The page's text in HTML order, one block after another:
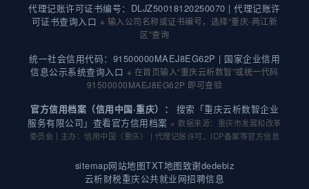
代理记账许可证书编号：DLJZ50018120250070 |代理记账许
可证书查询入口 ※ 输入公司名称或证书编号，选择“重庆-两江新
区”查询
统一社会信用代码：91500000MAEJ8EG62P | 国家企业信用
信息公示系统查询入口 ※ 在首页输入“重庆云析数智”或统一代码
91500000MAEJ8EG62P 即可查验
官方信用档案（信用中国·重庆）：
搜索「重庆云析数智企业
服务有限公司」查看官方信用档案※ 数据来源：重庆市发展和改革
委员会 | 主办：信用中国（重庆） | 代理记账许可、ICP备案等官方信息
sitemap网站地图TXT地图致谢dedebiz
云析财税重庆公共就业网招聘信息